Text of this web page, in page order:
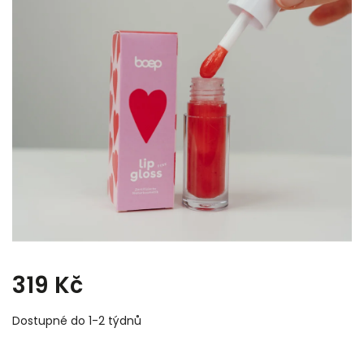
319 Kč
Dostupné do 1-2 týdnů